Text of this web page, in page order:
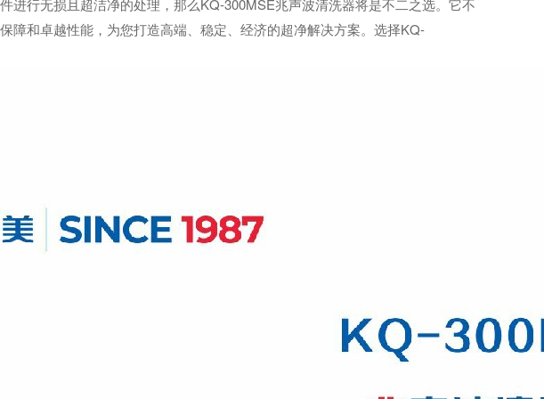
进行无损且超洁净的处理，那么KQ-300MSE兆声波清洗器将是不二之选。它不
障和卓越性能，为您打造高端、稳定、经济的超净解决方案。选择KQ-